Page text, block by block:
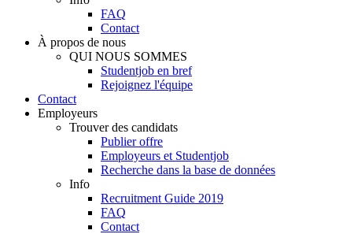
FAQ
Contact
À propos de nous
QUI NOUS SOMMES
Studentjob en bref
Rejoignez l'équipe
Contact
Employeurs
Trouver des candidats
Publier offre
Employeurs et Studentjob
Recherche dans la base de données
Info
Recruitment Guide 2019
FAQ
Contact